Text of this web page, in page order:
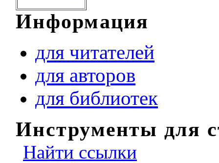
Информация
для читателей
для авторов
для библиотек
Инструменты для
Найти ссылки